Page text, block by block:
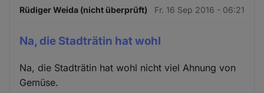
Rüdiger Weida (nicht überprüft) Fr. 16 Sep 2016 - 06:21
Na, die Stadträtin hat wohl
Na, die Stadträtin hat wohl nicht viel Ahnung von
Gemüse.